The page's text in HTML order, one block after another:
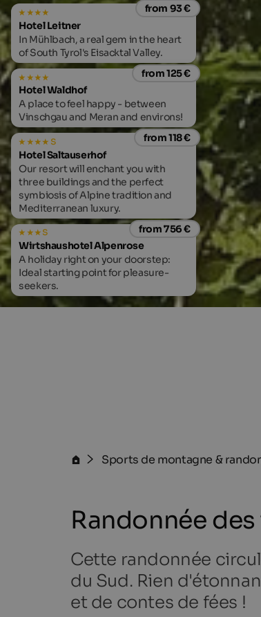
from 93 €
Hotel Leitner
In Mühlbach, a real gem in the heart
of South Tyrol's Eisacktal Valley.
from 125 €
Hotel Waldhof
A place to feel happy - between
Vinschgau and Meran and environs!
from 118 €
s
Hotel Saltauserhof
Our resort will enchant you with
three buildings and the perfect
symbiosis of Alpine tradition and
Mediterranean luxury.
from 756 €
s
Wirtshaushotel Alpenrose
A holiday right on your doorstep:
Ideal starting point for pleasure-
seekers.
Sports de montagne &
Randonnée
Cette randonnée
du Sud. Rien
et de contes de fées !